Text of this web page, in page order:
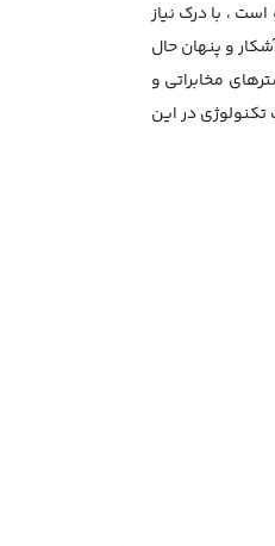
، با درک نیاز
و پنهان حال
مخابراتی و
تکنولوژی در این